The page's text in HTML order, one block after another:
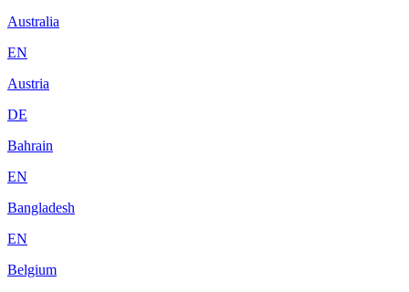
Australia
EN
Austria
DE
Bahrain
EN
Bangladesh
EN
Belgium